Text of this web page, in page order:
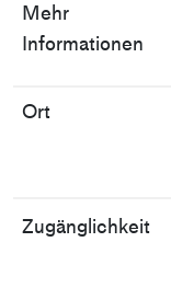
Mehr
Informationen
Ort
Zugänglichkeit